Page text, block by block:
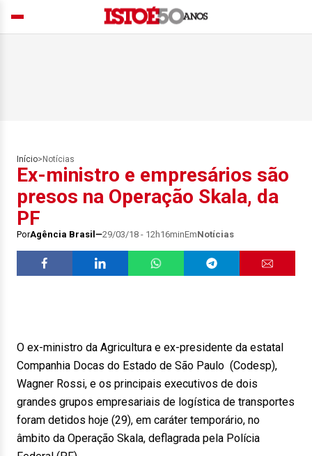
Início> Notícias
Ex-ministro e empresários são
presos na Operação Skala, da
PF
PorAgência Brasil 29/03/18 - 12h16minEmNotícias
O ex-ministro da Agricultura e ex-presidente da estatal
Companhia Docas do Estado de São Paulo (Codesp),
Wagner Rossi, e os principais executivos de dois
grandes grupos empresariais de logística de transportes
foram detidos hoje (29), em caráter temporário, no
âmbito da Operação Skala, deflagrada pela Polícia